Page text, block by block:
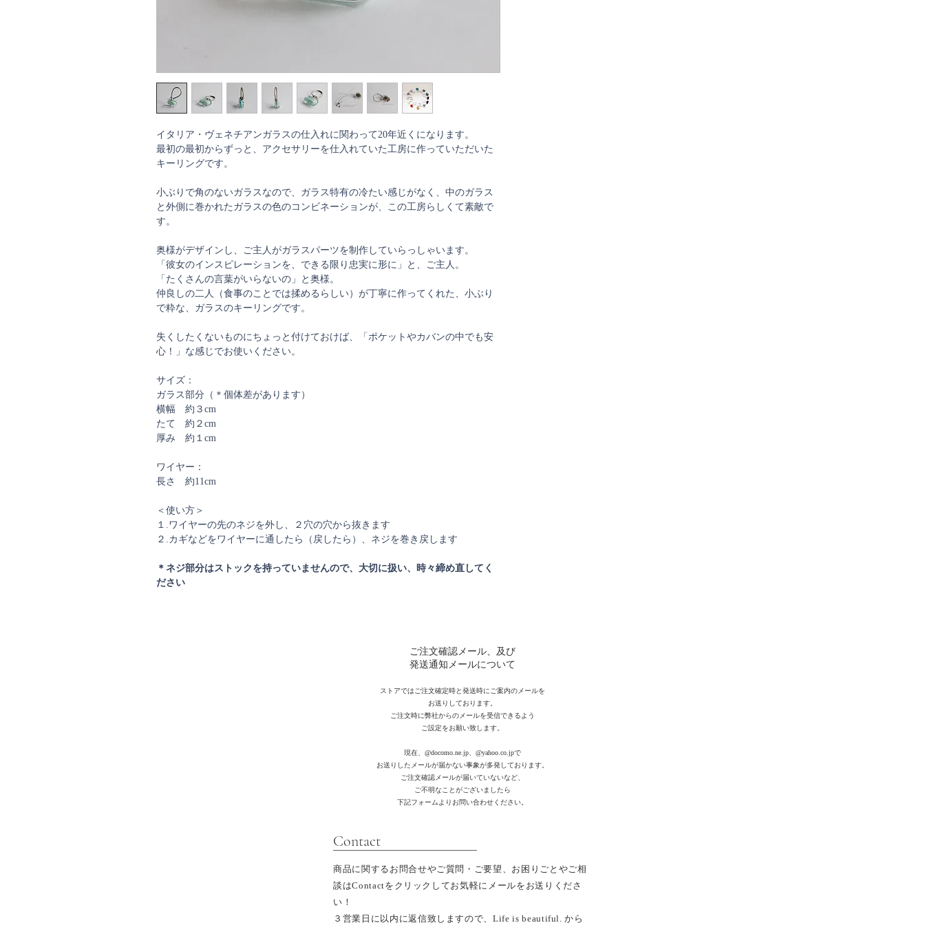
イタリア・ヴェネチアンガラスの仕入れに関わって20年近くになります。
最初の最初からずっと、アクセサリーを仕入れていた工房に作っていただいた
キーリングです。
小ぶりで角のないガラスなので、ガラス特有の冷たい感じがなく、中のガラス
と外側に巻かれたガラスの色のコンビネーションが、この工房らしくて素敵で
す。
奥様がデザインし、ご主人がガラスパーツを制作していらっしゃいます。
「彼女のインスピレーションを、できる限り忠実に形に」と、ご主人。
「たくさんの言葉がいらないの」と奥様。
仲良しの二人（食事のことでは揉めるらしい）が丁寧に作ってくれた、小ぶり
で粋な、ガラスのキーリングです。
失くしたくないものにちょっと付けておけば、「ポケットやカバンの中でも安
心！」な感じでお使いください。
サイズ：
ガラス部分（＊個体差があります）
横幅 約３cm
たて 約２cm
厚み 約１cm
ワイヤー：
長さ 約11cm
＜使い方＞
１.ワイヤーの先のネジを外し、２穴の穴から抜きます
２.カギなどをワイヤーに通したら（戻したら）、ネジを巻き戻します
＊ネジ部分はストックを持っていませんので、大切に扱い、時々締め直してく
ださい
ご注文確認メール、及び
発送通知メールについて
ストアではご注文確定時と発送時にご案内のメールを
お送りしております。
ご注文時に弊社からのメールを受信できるよう
ご設定をお願い致します。
現在、 @docomo.ne.jp、@yahoo.co.jpで
お送りしたメールが届かない事象が多発しております。
ご注文確認メールが届いていないなど、
ご不明なことがございましたら
下記フォームよりお問い合わせください。
​Contact
商品に関するお問合せやご質問・ご要望、お困りごとやご相
談はContactをクリックしてお気軽にメールをお送りくださ
い！
３営業日に以内 に返信致しますので、Life is beautiful. から